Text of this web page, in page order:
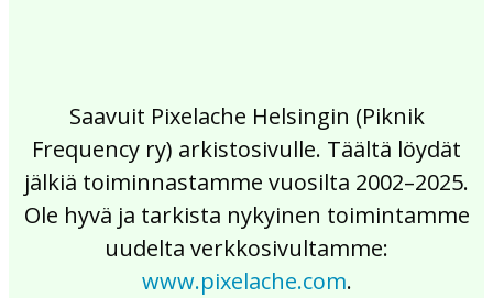
Saavuit Pixelache Helsingin (Piknik
Frequency ry) arkistosivulle. Täältä löydät
jälkiä toiminnastamme vuosilta 2002–2025.
Ole hyvä ja tarkista nykyinen toimintamme
uudelta verkkosivultamme:
www.pixelache.com.